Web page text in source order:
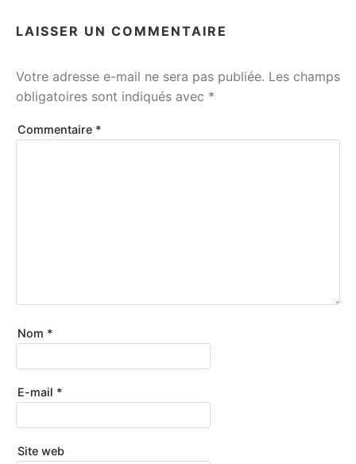
LAISSER UN COMMENTAIRE
Votre adresse e-mail ne sera pas publiée. Les champs
obligatoires sont indiqués avec *
Commentaire *
Nom *
E-mail *
Site web